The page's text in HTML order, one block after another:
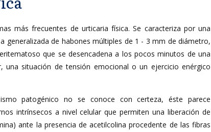
más frecuentes de urticaria física. Se caracteriza por una
generalizada de habones múltiples de 1 - 3 mm de diámetro,
que se desencadena a los pocos minutos de una
una situación de tensión emocional o un ejercicio enérgico
patogénico no se conoce con certeza, éste parece
intrínsecos a nivel celular que permiten una liberación de
ante la presencia de acetilcolina procedente de las fibras